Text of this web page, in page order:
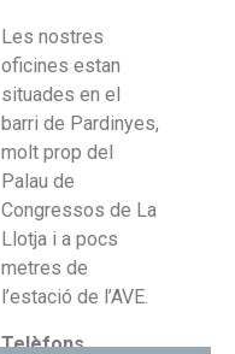
Les nostres
oficines estan
situades en el
barri de Pardinyes,
molt prop del
Palau de
Congressos de La
Llotja i a pocs
metres de
l’estació de l’AVE.
Telèfons